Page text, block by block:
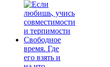
Свободное
время. Где
его взять и